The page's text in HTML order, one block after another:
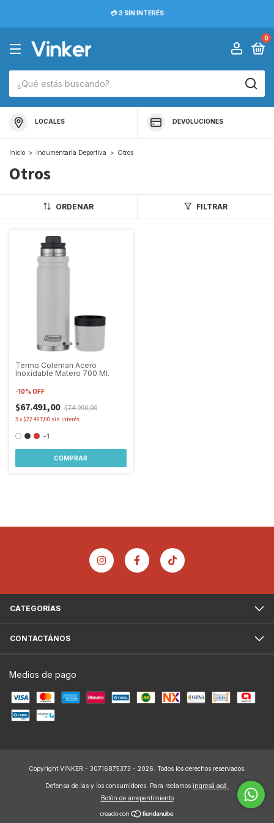
💳 3 SIN INTERÉS
0
LOCALES DEVOLUCIONES
Inicio > Indumentaria Deportiva > Otros
Otros
ORDENAR FILTRAR
Termo Coleman Acero
Inoxidable Matero 700 Ml.
-10% OFF
$67.491,00 $74.990,00
3 x $22.497,00 sin interés
+1
COMPRAR
CATEGORÍAS
CONTACTÁNOS
Medios de pago
Copyright VINKER - 30716875373 - 2026. Todos los derechos reservados.
Defensa de las y los consumidores. Para reclamos ingresá acá.
Botón de arrepentimiento